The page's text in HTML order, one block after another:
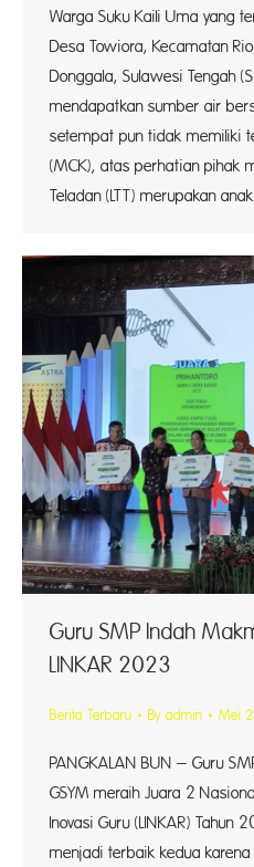
Warga Suku Kaili Uma yang
Desa Towiora, Kecamatan
Donggala, Sulawesi Tengah
mendapatkan sumber air
setempat pun tidak memiliki
(MCK), atas perhatian pihak
Teladan (LTT) merupakan
Guru SMP Indah
LINKAR 2023
Berita Terbaru By admin Mei
PANGKALAN BUN – Guru
GSYM meraih Juara 2
Inovasi Guru (LINKAR) Tahun
menjadi terbaik kedua